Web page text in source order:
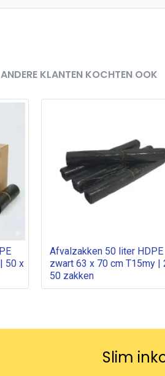
ANDERE KLANTEN KOCHTEN OOK
50 x
Afvalzakken 50 liter HDPE
zwart 63 x 70 cm T15my |
50 zakken
Slim